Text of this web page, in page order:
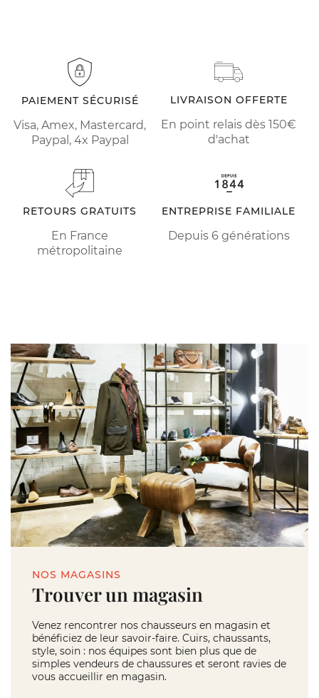
PAIEMENT SÉCURISÉ
Visa, Amex, Mastercard,
Paypal, 4x Paypal
LIVRAISON OFFERTE
En point relais dès 150€
d'achat
RETOURS GRATUITS
En France
métropolitaine
ENTREPRISE FAMILIALE
Depuis 6 générations
NOS MAGASINS
Trouver un magasin
Venez rencontrer nos chausseurs en magasin et
bénéficiez de leur savoir-faire. Cuirs, chaussants,
style, soin : nos équipes sont bien plus que de
simples vendeurs de chaussures et seront ravies de
vous accueillir en magasin.